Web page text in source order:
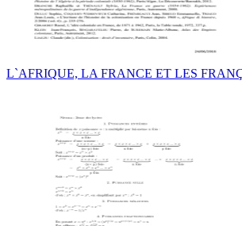
L`AFRIQUE, LA FRANCE ET LES